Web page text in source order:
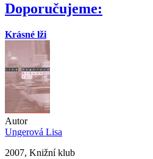
Doporučujeme:
Krásné lži
Autor
Ungerová Lisa
2007, Knižní klub